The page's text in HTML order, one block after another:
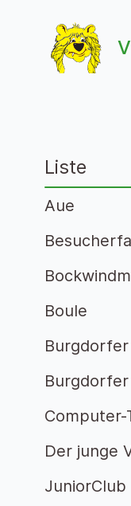
VVV Burgdorf
Liste
Aue
Boule
Der junge
JuniorClub